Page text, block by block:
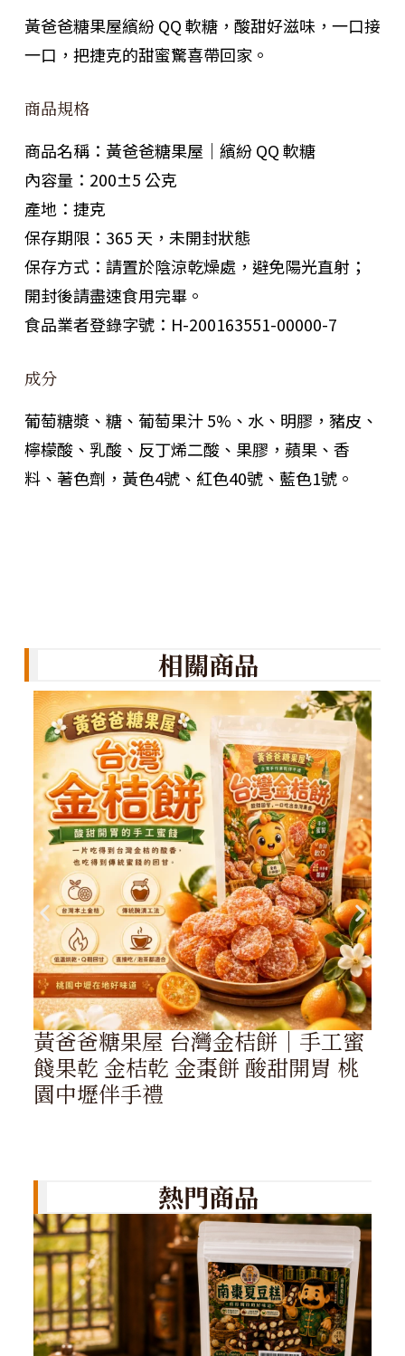
黃爸爸糖果屋繽紛 QQ 軟糖，酸甜好滋味，一口接
一口，把捷克的甜蜜驚喜帶回家。
商品規格
商品名稱：黃爸爸糖果屋｜繽紛 QQ 軟糖
內容量：200±5 公克
產地：捷克
保存期限：365 天，未開封狀態
保存方式：請置於陰涼乾燥處，避免陽光直射；
開封後請盡速食用完畢。
食品業者登錄字號：H-200163551-00000-7
成分
葡萄糖漿、糖、葡萄果汁 5%、水、明膠，豬皮、
檸檬酸、乳酸、反丁烯二酸、果膠，蘋果、香
料、著色劑，黃色4號、紅色40號、藍色1號。
相關商品
黃爸爸糖果屋 台灣金桔餅｜手工蜜
餞果乾 金桔乾 金棗餅 酸甜開胃 桃
園中壢伴手禮
熱門商品